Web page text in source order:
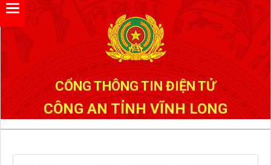
CỔNG THÔNG TIN ĐIỆN TỬ
CÔNG AN TỈNH VĨNH LONG